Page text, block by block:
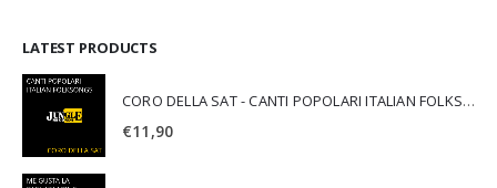
LATEST PRODUCTS
CORO DELLA SAT - CANTI POPOLARI ITALIAN FOLKSONGS
€11,90